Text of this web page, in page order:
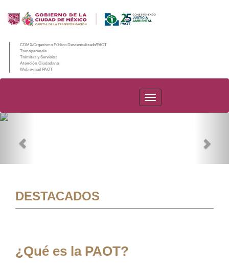
CDMX/Organismo Público Descentralizado/PAOT
Transparencia
Trámites y Servicios
Atención Ciudadana
Web e-mail PAOT
PAOT
DESTACADOS
¿Qué es la PAOT?